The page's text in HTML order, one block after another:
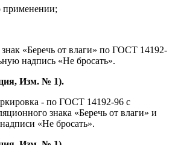
применении;
«Беречь от влаги» по ГОСТ 14192-
надпись «Не бросать».
Изм. № 1).
- по ГОСТ 14192-96 с
знака «Беречь от влаги» и
«Не бросать».